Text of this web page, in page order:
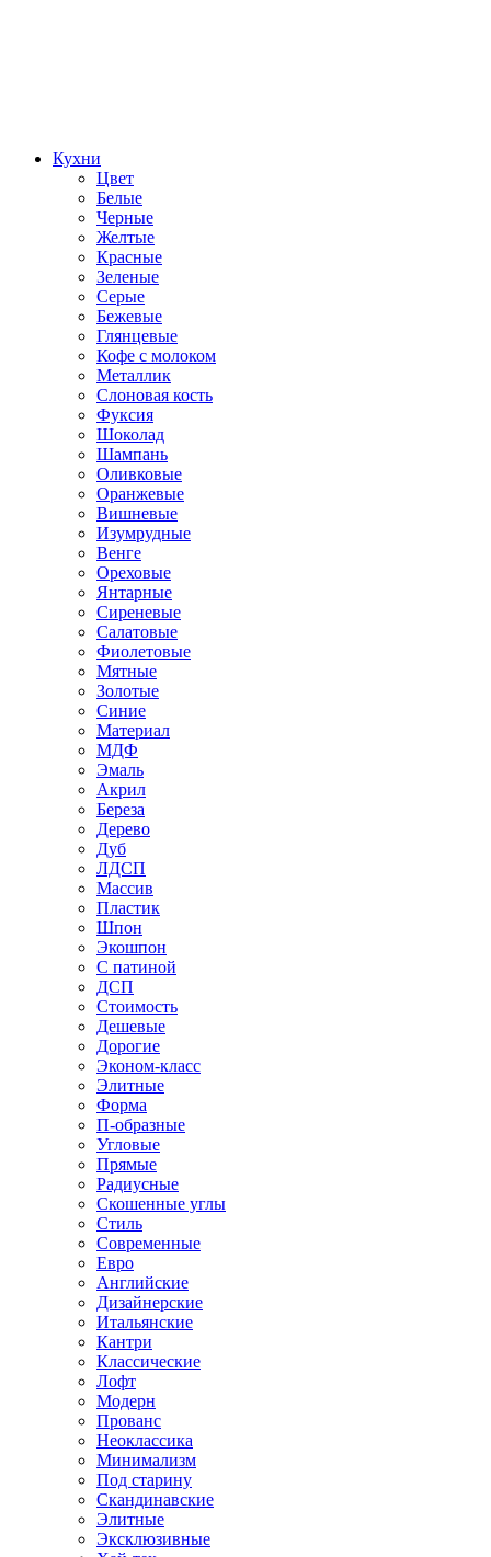
Кухни
Цвет
Белые
Черные
Желтые
Красные
Зеленые
Серые
Бежевые
Глянцевые
Кофе с молоком
Металлик
Слоновая кость
Фуксия
Шоколад
Шампань
Оливковые
Оранжевые
Вишневые
Изумрудные
Венге
Ореховые
Янтарные
Сиреневые
Салатовые
Фиолетовые
Мятные
Золотые
Синие
Материал
МДФ
Эмаль
Акрил
Береза
Дерево
Дуб
ЛДСП
Массив
Пластик
Шпон
Экошпон
С патиной
ДСП
Стоимость
Дешевые
Дорогие
Эконом-класс
Элитные
Форма
П-образные
Угловые
Прямые
Радиусные
Скошенные углы
Стиль
Современные
Евро
Английские
Дизайнерские
Итальянские
Кантри
Классические
Лофт
Модерн
Прованс
Неоклассика
Минимализм
Под старину
Скандинавские
Элитные
Эксклюзивные